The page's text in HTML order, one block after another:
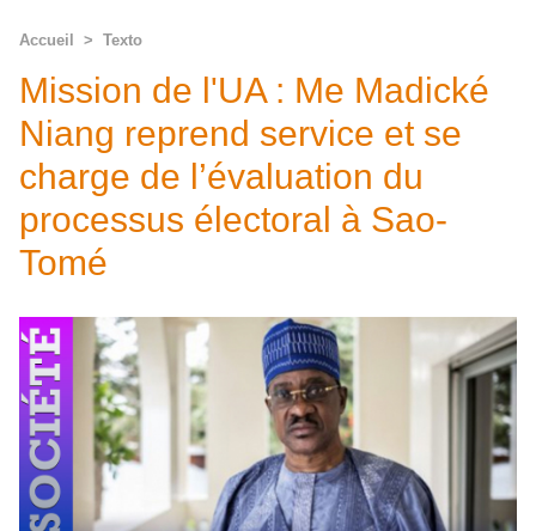
Accueil > Texto
Mission de l'UA : Me Madické
Niang reprend service et se
charge de l’évaluation du
processus électoral à Sao-
Tomé